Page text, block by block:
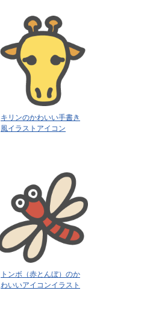
キリンのかわいい手書き
風イラストアイコン
トンボ（赤とんぼ）のか
わいいアイコンイラスト